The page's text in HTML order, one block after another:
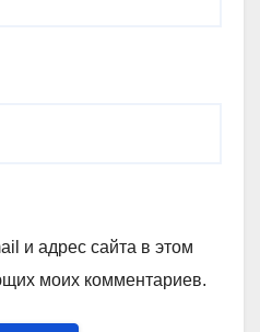
и адрес сайта в этом
моих комментариев.